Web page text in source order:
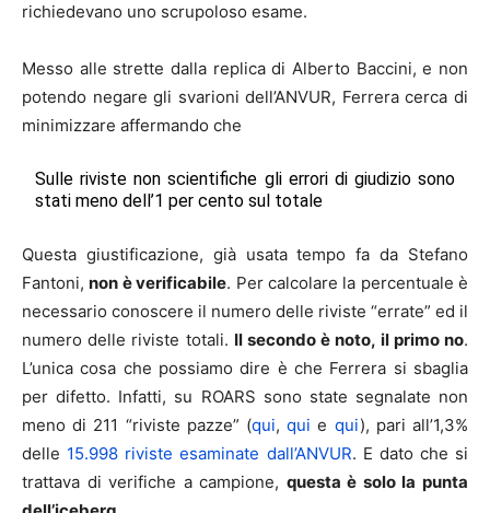
richiedevano uno scrupoloso esame.
Messo alle strette dalla replica di Alberto Baccini, e non
potendo negare gli svarioni dell’ANVUR, Ferrera cerca di
minimizzare affermando che
Sulle riviste non scientifiche gli errori di giudizio sono
stati meno dell’1 per cento sul totale
Questa giustificazione, già usata tempo fa da Stefano
Fantoni,non è verificabile. Per calcolare la percentuale è
necessario conoscere il numero delle riviste “errate” ed il
numero delle riviste totali. Il secondo è noto, il primo no.
L’unica cosa che possiamo dire è che Ferrera si sbaglia
per difetto. Infatti, su ROARS sono state segnalate non
meno di 211 “riviste pazze” (qui,qui e qui), pari all’1,3%
delle 15.998 riviste esaminate dall’ANVUR. E dato che si
trattava di verifiche a campione, questa è solo la punta